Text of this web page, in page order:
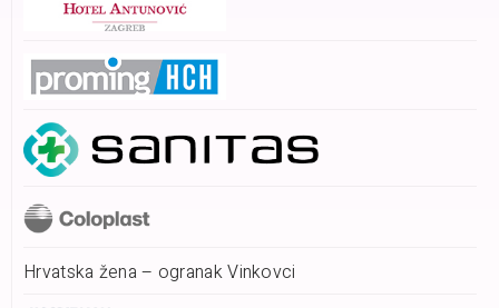
Hrvatska žena – ogranak Vinkovci